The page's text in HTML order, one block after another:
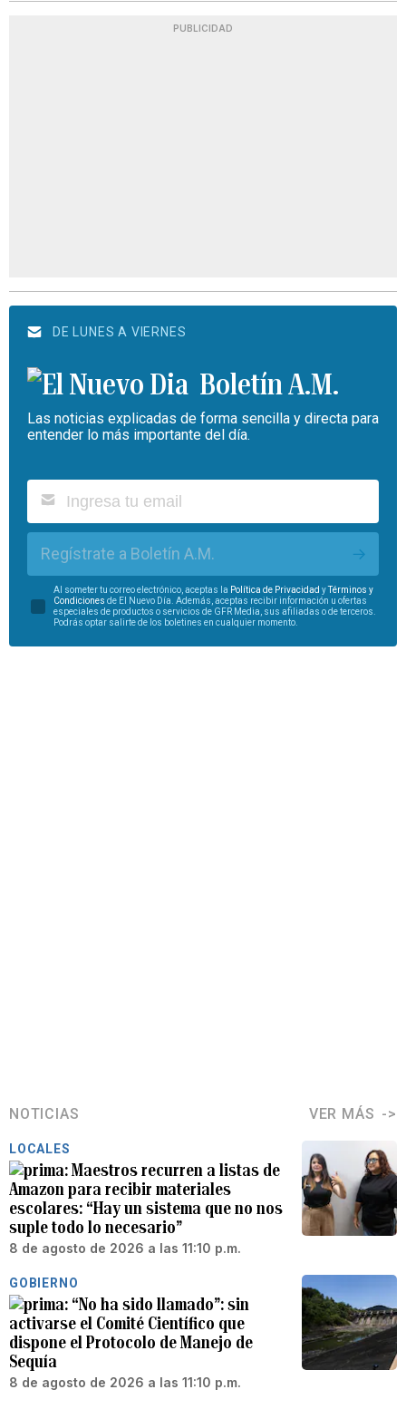
PUBLICIDAD
DE LUNES A VIERNES
Boletín A.M.
Las noticias explicadas de forma sencilla y directa para
entender lo más importante del día.
Regístrate a Boletín A.M.
Al someter tu correo electrónico, aceptas la Política de Privacidad yTérminos y
Condiciones de El Nuevo Día. Además, aceptas recibir información u ofertas
especiales de productos o servicios de GFR Media, sus afiliadas o de terceros.
Podrás optar salirte de los boletines en cualquier momento.
NOTICIAS VER MÁS
LOCALES
Maestros recurren a listas de
Amazon para recibir materiales
escolares: “Hay un sistema que no nos
suple todo lo necesario”
8 de agosto de 2026 a las 11:10 p.m.
GOBIERNO
“No ha sido llamado”: sin
activarse el Comité Científico que
dispone el Protocolo de Manejo de
Sequía
8 de agosto de 2026 a las 11:10 p.m.